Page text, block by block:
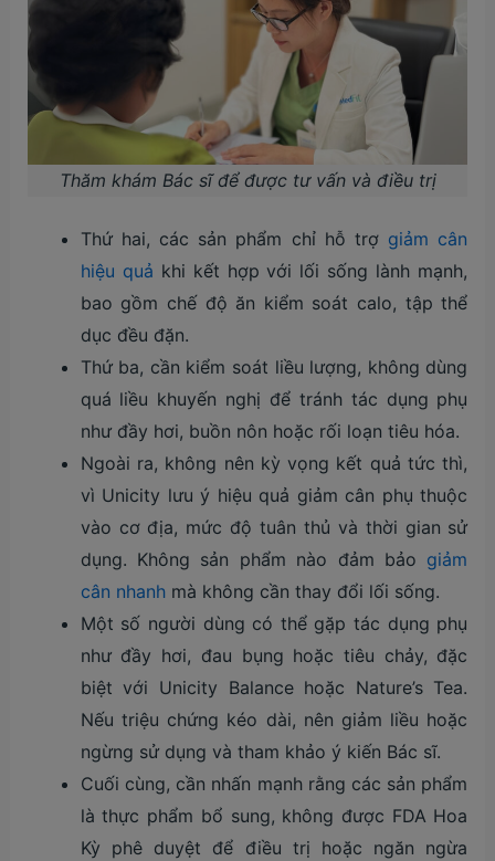
Thăm khám Bác sĩ để được tư vấn và điều trị
Thứ hai, các sản phẩm chỉ hỗ trợ giảm cân
hiệu quả khi kết hợp với lối sống lành mạnh,
bao gồm chế độ ăn kiểm soát calo, tập thể
dục đều đặn.
Thứ ba, cần kiểm soát liều lượng, không dùng
quá liều khuyến nghị để tránh tác dụng phụ
như đầy hơi, buồn nôn hoặc rối loạn tiêu hóa.
Ngoài ra, không nên kỳ vọng kết quả tức thì,
vì Unicity lưu ý hiệu quả giảm cân phụ thuộc
vào cơ địa, mức độ tuân thủ và thời gian sử
dụng. Không sản phẩm nào đảm bảo giảm
cân nhanhmà không cần thay đổi lối sống.
Một số người dùng có thể gặp tác dụng phụ
như đầy hơi, đau bụng hoặc tiêu chảy, đặc
biệt với Unicity Balance hoặc Nature’s Tea.
Nếu triệu chứng kéo dài, nên giảm liều hoặc
ngừng sử dụng và tham khảo ý kiến Bác sĩ.
Cuối cùng, cần nhấn mạnh rằng các sản phẩm
là thực phẩm bổ sung, không được FDA Hoa
Kỳ phê duyệt để điều trị hoặc ngăn ngừa